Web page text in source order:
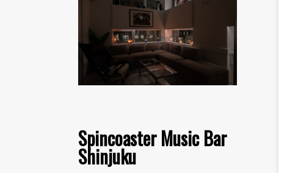
Spincoaster Music Bar
Shinjuku